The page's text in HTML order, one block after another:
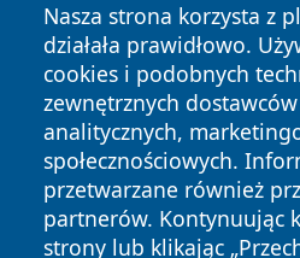
Nasza strona korzysta z
działała prawidłowo.
cookies i podobnych
zewnętrznych
analitycznych,
społecznościowych.
przetwarzane również
partnerów. Kontynuując
strony lub klikając
Copyright © 2026
zastrzeżone.
News Autorzy
Polityka